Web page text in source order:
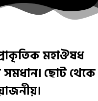
মহাঔষধ
ছোট থেকে